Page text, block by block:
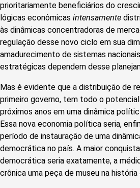
prioritariamente beneficiários do
lógicas econômicas intensamente
às dinâmicas concentradoras de
regulação desse novo ciclo em sua
amadurecimento de sistemas
estratégicas dependem desse
Mas é evidente que a distribuição de
primeiro governo, tem todo o
próximos anos em uma dinâmica
Essa nova economia política seria,
período de instauração de uma
democrática no país. A maior
democrática seria exatamente, a
crônica uma peça de museu na história